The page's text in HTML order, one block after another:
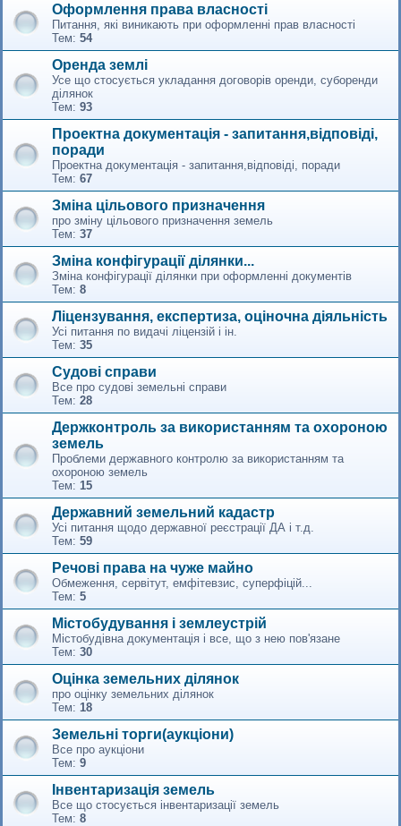
Оформлення права власності
Питання, які виникають при оформленні прав власності
Тем: 54
Оренда землі
Усе що стосується укладання договорів оренди, суборенди
ділянок
Тем: 93
Проектна документація - запитання,відповіді,
поради
Проектна документація - запитання,відповіді, поради
Тем: 67
Зміна цільового призначення
про зміну цільового призначення земель
Тем: 37
Зміна конфігурації ділянки...
Зміна конфігурації ділянки при оформленні документів
Тем: 8
Ліцензування, експертиза, оціночна діяльність
Усі питання по видачі ліцензій і ін.
Тем: 35
Судові справи
Все про судові земельні справи
Тем: 28
Держконтроль за використанням та охороною
земель
Проблеми державного контролю за використанням та
охороною земель
Тем: 15
Державний земельний кадастр
Усі питання щодо державної реєстрації ДА і т.д.
Тем: 59
Речові права на чуже майно
Обмеження, сервітут, емфітевзис, суперфіцій...
Тем: 5
Містобудування і землеустрій
Містобудівна документація і все, що з нею пов'язане
Тем: 30
Оцінка земельних ділянок
про оцінку земельних ділянок
Тем: 18
Земельні торги(аукціони)
Все про аукціони
Тем: 9
Інвентаризація земель
Все що стосується інвентаризації земель
Тем: 8